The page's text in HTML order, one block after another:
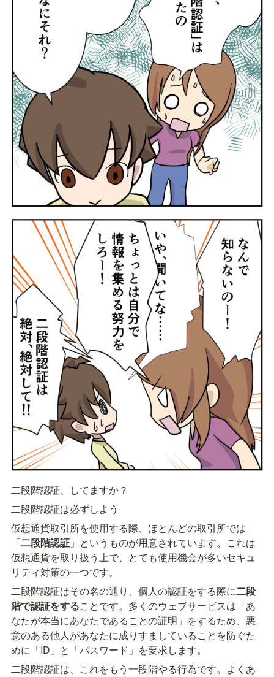
二段階認証、してますか？
二段階認証は必ずしよう
仮想通貨取引所を使用する際、ほとんどの取引所では
「二段階認証 」というものが用意されています。これは
仮想通貨を取り扱う上で、とても使用機会が多いセキュ
リティ対策の一つです。
二段階認証はその名の通り、個人の認証をする際に二段
階で認証をすることです。多くのウェブサービスは「あ
なたが本当にあなたであることの証明」をするため、悪
意のある他人があなたに成りすましていることを防ぐた
めに「ID」と「パスワード」を要求します。
二段階認証は、これをもう一段階やる行為です。よくあ